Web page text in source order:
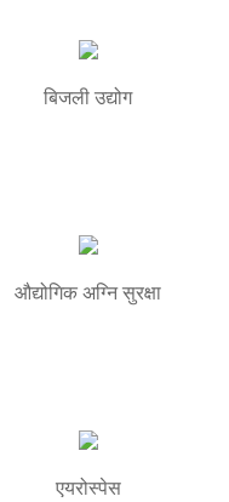
बिजली उद्योग
औद्योगिक अग्नि सुरक्षा
एयरोस्पेस